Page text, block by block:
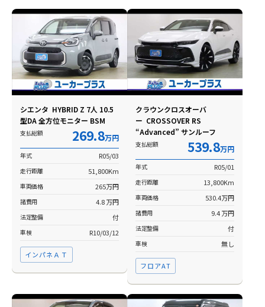
シエンタ HYBRID Z 7人 10.5
型DA 全方位モニター BSM
支払総額 269.8万円
年式 R05/03
走行距離 51,800Km
車両価格 265万円
諸費用 4.8 万円
法定整備 付
車検 R10/03/12
インパネＡＴ
クラウンクロスオーバ
ー CROSSOVER RS
“Advanced” サンルーフ
支払総額 539.8万円
年式 R05/01
走行距離 13,800Km
車両価格 530.4万円
諸費用 9.4 万円
法定整備 付
車検 無し
フロアAT